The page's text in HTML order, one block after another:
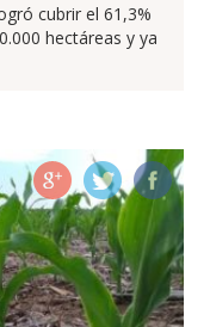
cubrir el 61,3%
hectáreas y ya